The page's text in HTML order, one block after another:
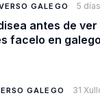
GALEGO 5
antes de
facelo en galego
GALEGO 31